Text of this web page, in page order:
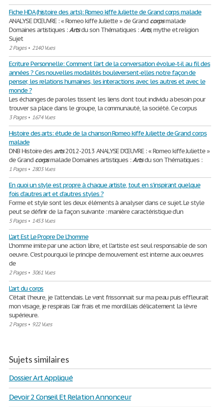
Fiche HDA (histoire des arts): Romeo kiffe Juliette de Grand corps malade
ANALYSE D’ŒUVRE : « Romeo kiffe Juliette » de Grand corpsmalade
Domaines artistiques :Artsdu son Thématiques :Arts, mythe et religion
Sujet
2 Pages• 2140 Vues
Ecriture Personnelle: Comment l’art de la conversation évolue-t-il au fil des
années ? Ces nouvelles modalités bouleversent-elles notre façon de
penser, les relations humaines, les interactions avec les autres et avec le
monde ?
Les échanges de paroles tissent les liens dont tout individu a besoin pour
trouver sa place dans le groupe, la communauté, la société. Ce corpus
3 Pages• 1674 Vues
Histoire des arts: étude de la chanson Romeo kiffe Juliette de Grand corps
malade
DNB Histoire desarts2012-2013 ANALYSE D’ŒUVRE : « Romeo kiffe Juliette »
de Grand corpsmalade Domaines artistiques :Artsdu son Thématiques :
1 Pages• 2803 Vues
En quoi un style est propre à chaque artiste, tout en s’inspirant quelque
fois d’autres art et d’autres styles ?
Forme et style sont les deux éléments à analyser dans ce sujet. Le style
peut se définir de la façon suivante : manière caractéristique d’un
5 Pages• 1453 Vues
L'art Est Le Propre De L'homme
L'homme imite par une action libre, et l'artiste est seul responsable de son
oeuvre. C'est pourquoi le principe de mouvement est interne aux oeuvres
de
2 Pages• 3061 Vues
L'art du corps
C'était l'heure, je l'attendais. Le vent frissonnait sur ma peau puis effleurait
mon visage, je respirais l'air frais et me mordillais délicatement la lèvre
supérieure.
2 Pages• 922 Vues
Sujets similaires
Dossier Art Appliqué
Devoir 2 Conseil Et Relation Annonceur